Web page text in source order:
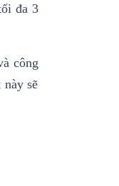
đa 3
công
sẽ